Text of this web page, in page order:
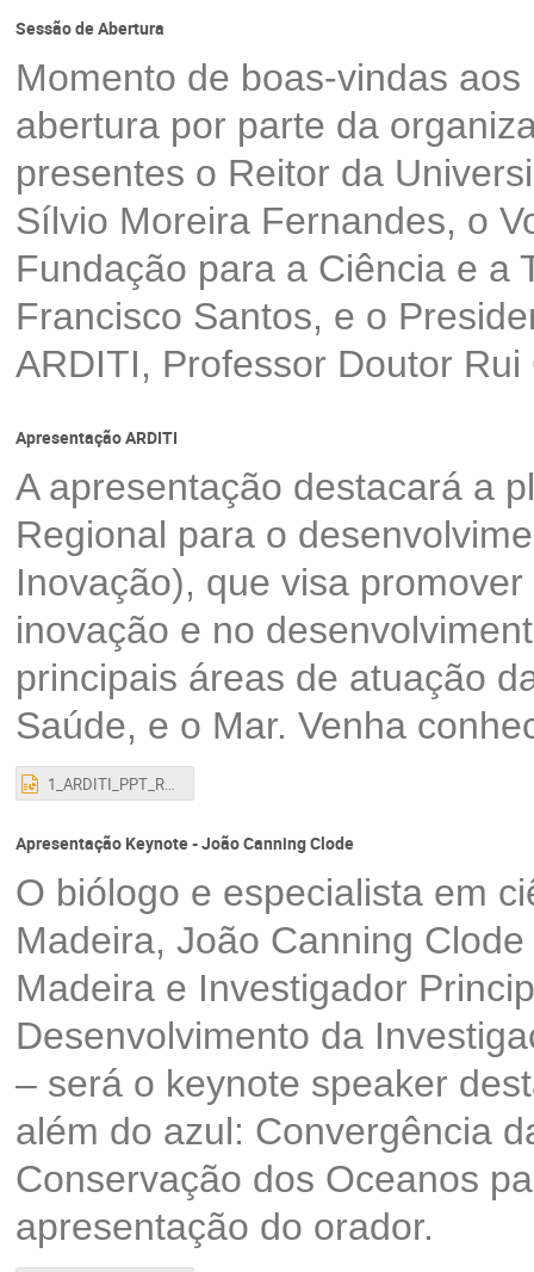
Sessão de Abertura
Momento de boas-vindas
abertura por parte da
presentes o Reitor da
Sílvio Moreira Fernandes, o
Fundação para a Ciência e a
Francisco Santos, e o
ARDITI, Professor Doutor Rui
Apresentação ARDITI
A apresentação destacará a
Regional para o
Inovação), que visa
inovação e no
principais áreas de atuação
Saúde, e o Mar. Venha
1_ARDITI_PPT_Rui Caldeira_16 de abril.pptx
Apresentação Keynote - João Canning Clode
O biólogo e especialista em
Madeira, João Canning
Madeira e Investigador
Desenvolvimento da
– será o keynote speaker
além do azul: Convergência
Conservação dos Oceanos
apresentação do orador.